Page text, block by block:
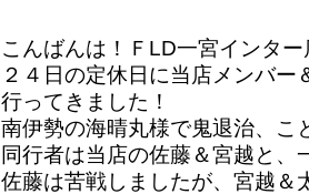
こんばんは！ＦLD一宮インター
２４日の定休日に当店メンバ
行ってきました！
南伊勢の海晴丸様で鬼退治、こ
同行者は当店の佐藤＆宮越と、
佐藤は苦戦しましたが、宮越＆